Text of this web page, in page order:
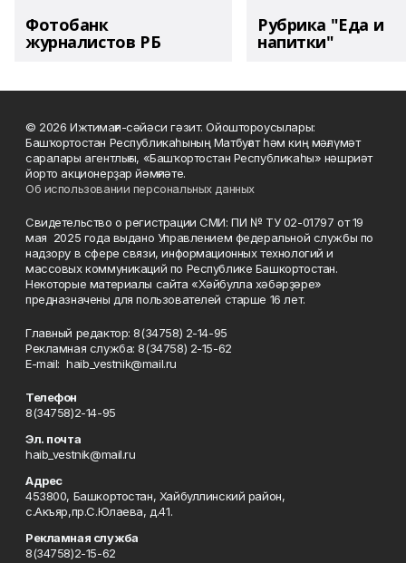
Фотобанк
журналистов РБ
Рубрика "Еда и
напитки"
© 2026 Ижтимағи-сәйәси гәзит. Ойоштороусылары:
Башҡортостан Республикаһының Матбуғат һәм киң мәғлүмәт
саралары агентлығы, «Башҡортостан Республикаһы» нәшриәт
йорто акционерҙар йәмғиәте.
Об использовании персональных данных
Свидетельство о регистрации СМИ: ПИ № ТУ 02-01797 от 19
мая 2025 года выдано Управлением федеральной службы по
надзору в сфере связи, информационных технологий и
массовых коммуникаций по Республике Башкортостан.
Некоторые материалы сайта «Хәйбулла хәбәрҙәре»
предназначены для пользователей старше 16 лет.
Главный редактор: 8(34758) 2-14-95
Рекламная служба: 8(34758) 2-15-62
Е-mаil: haib_vestnik@mail.ru
Телефон
8(34758)2-14-95
Эл. почта
haib_vestnik@mail.ru
Адрес
453800, Башкортостан, Хайбуллинский район,
с.Акъяр,пр.С.Юлаева, д.41.
Рекламная служба
8(34758)2-15-62